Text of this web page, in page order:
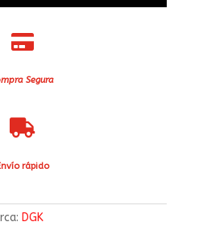

Segura

rápido
DGK